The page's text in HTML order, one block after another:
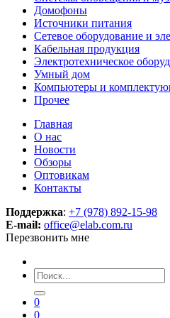
Домофоны
Источники питания
Сетевое оборудование и
Кабельная продукция
Электротехническое
Умный дом
Компьютеры и
Прочее
Главная
О нас
Новости
Обзоры
Оптовикам
Контакты
Поддержка: +7 (978) 892-15-98
E-mail: office@elab.com.ru
Перезвонить мне
0
0